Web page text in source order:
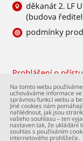
děkanát 2. LF
(budova
podmínky
Footer
Prohlášení o
© Univerzita
práva vyhrazena.
Podpora webu:
Na tomto webu
uchováváme informace
správnou funkci webu a
Jiné cookies nám
nahlédnout, jak jsou
vašeho souhlasu – ten
nastaven tak, že ukládání
souhlas s používáním
internetového prohlížeče.